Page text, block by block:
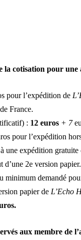
la cotisation pour une
pour l’expédition de
France.
: 12 euros + 7
pour l’expédition
une expédition
2e version papier.
minimum demandé
papier de L’Echo
aux membre de